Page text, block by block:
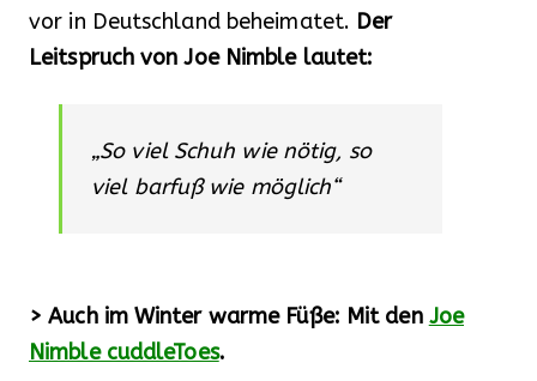
vor in Deutschland beheimatet. Der
Leitspruch von Joe Nimble lautet:
„So viel Schuh wie nötig, so
viel barfuß wie möglich“
> Auch im Winter warme Füße: Mit den Joe
Nimble cuddleToes.